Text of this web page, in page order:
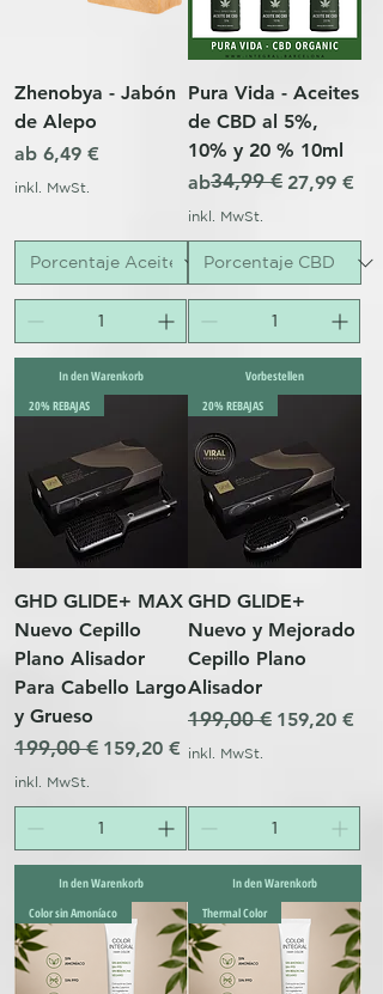
Zhenobya - Jabón
de Alepo
ab 6,49 €
Sale-Preis
inkl. MwSt.
In den Warenkorb
Pura Vida - Aceites
de CBD al 5%,
10% y 20 % 10ml
ab
Standardpreis
34,99 € 27,99 €
Sale-Preis
inkl. MwSt.
Vorbestellen
20% REBAJAS
GHD GLIDE+ MAX
Nuevo Cepillo
Plano Alisador
Para Cabello Largo
y Grueso
Standardpreis
199,00 € Sale-Preis
159,20 €
inkl. MwSt.
In den Warenkorb
20% REBAJAS
GHD GLIDE+
Nuevo y Mejorado
Cepillo Plano
Alisador
Standardpreis
199,00 € Sale-Preis
159,20 €
inkl. MwSt.
In den Warenkorb
Color sin Amoníaco
Thermal Color